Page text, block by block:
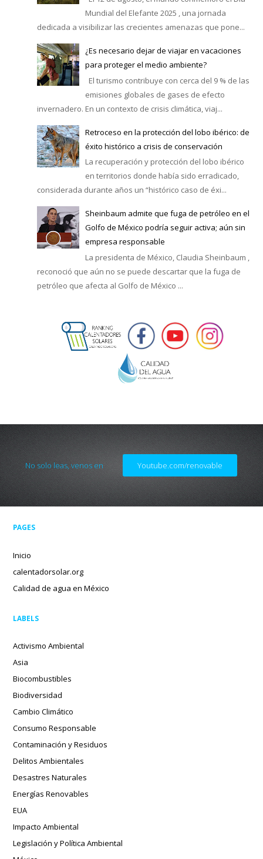
Mundial del Elefante 2025 , una jornada
dedicada a visibilizar las crecientes amenazas que pone...
¿Es necesario dejar de viajar en vacaciones
para proteger el medio ambiente?
El turismo contribuye con cerca del 9 % de las
emisiones globales de gases de efecto
invernadero. En un contexto de crisis climática, viaj...
Retroceso en la protección del lobo ibérico: de
éxito histórico a crisis de conservación
La recuperación y protección del lobo ibérico
en territorios donde había sido erradicado,
considerada durante años un “histórico caso de éxi...
Sheinbaum admite que fuga de petróleo en el
Golfo de México podría seguir activa; aún sin
empresa responsable
La presidenta de México, Claudia Sheinbaum ,
reconoció que aún no se puede descartar que la fuga de
petróleo que afecta al Golfo de México ...
No solo leas, venos en Youtube.com/renovable
PAGES
Inicio
calentadorsolar.org
Calidad de agua en México
LABELS
Activismo Ambiental
Asia
Biocombustibles
Biodiversidad
Cambio Climático
Consumo Responsable
Contaminación y Residuos
Delitos Ambientales
Desastres Naturales
Energías Renovables
EUA
Impacto Ambiental
Legislación y Política Ambiental